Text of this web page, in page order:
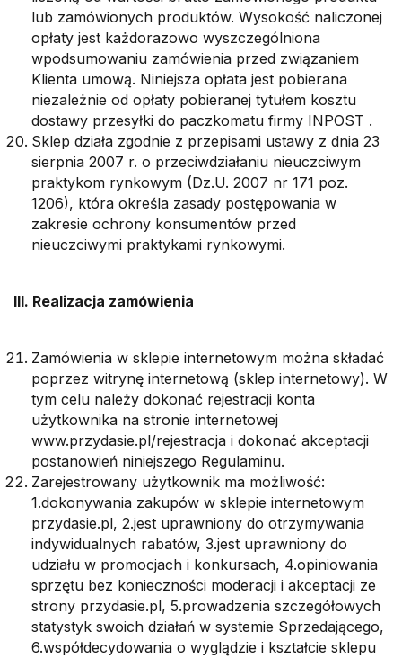
lub zamówionych produktów. Wysokość naliczonej
opłaty jest każdorazowo wyszczególniona
wpodsumowaniu zamówienia przed związaniem
Klienta umową. Niniejsza opłata jest pobierana
niezależnie od opłaty pobieranej tytułem kosztu
dostawy przesyłki do paczkomatu firmy INPOST .
Sklep działa zgodnie z przepisami ustawy z dnia 23
sierpnia 2007 r. o przeciwdziałaniu nieuczciwym
praktykom rynkowym (Dz.U. 2007 nr 171 poz.
1206), która określa zasady postępowania w
zakresie ochrony konsumentów przed
nieuczciwymi praktykami rynkowymi.
III. Realizacja zamówienia
Zamówienia w sklepie internetowym można składać
poprzez witrynę internetową (sklep internetowy). W
tym celu należy dokonać rejestracji konta
użytkownika na stronie internetowej
www.przydasie.pl/rejestracja i dokonać akceptacji
postanowień niniejszego Regulaminu.
Zarejestrowany użytkownik ma możliwość:
1.dokonywania zakupów w sklepie internetowym
przydasie.pl, 2.jest uprawniony do otrzymywania
indywidualnych rabatów, 3.jest uprawniony do
udziału w promocjach i konkursach, 4.opiniowania
sprzętu bez konieczności moderacji i akceptacji ze
strony przydasie.pl, 5.prowadzenia szczegółowych
statystyk swoich działań w systemie Sprzedającego,
6.współdecydowania o wyglądzie i kształcie sklepu